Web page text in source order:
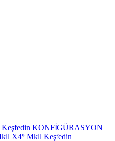
Keşfedin KONFİGÜRASYON
X4⁹ Mkll Keşfedin